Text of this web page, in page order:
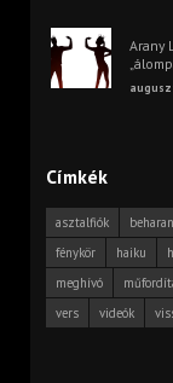
Arany
Címkék
asztalfiók
fénykör
haiku
meghívó
vers
videók